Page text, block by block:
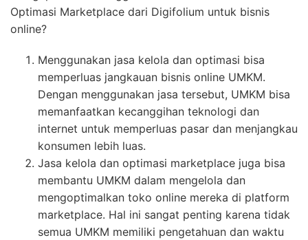
Optimasi Marketplace dari Digifolium untuk bisnis
online?
Menggunakan jasa kelola dan optimasi bisa
memperluas jangkauan bisnis online UMKM.
Dengan menggunakan jasa tersebut, UMKM bisa
memanfaatkan kecanggihan teknologi dan
internet untuk memperluas pasar dan menjangkau
konsumen lebih luas.
Jasa kelola dan optimasi marketplace juga bisa
membantu UMKM dalam mengelola dan
mengoptimalkan toko online mereka di platform
marketplace. Hal ini sangat penting karena tidak
semua UMKM memiliki pengetahuan dan waktu